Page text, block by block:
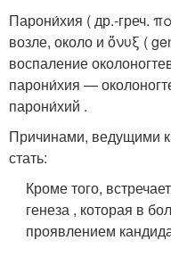
Парони́хия ( др.-греч.
возле, около и ὄνυξ (
воспаление
парони́хия —
парони́хий .
Причинами, ведущими
стать:
Кроме того,
генеза , которая в
проявлением